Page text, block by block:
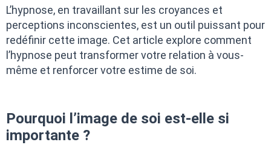
L’hypnose, en travaillant sur les croyances et
perceptions inconscientes, est un outil puissant pour
redéfinir cette image. Cet article explore comment
l’hypnose peut transformer votre relation à vous-
même et renforcer votre estime de soi.
Pourquoi l’image de soi est-elle si
importante ?